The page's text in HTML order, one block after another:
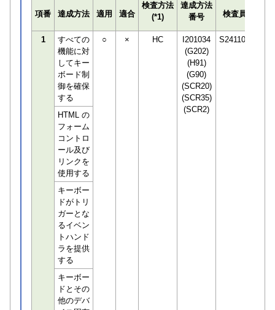
項番 達成方法 適用 適合
検査方法
(*1)
達成方法
番号
検査員
1
すべての
機能に対
してキー
ボード制
御を確保
する
○ × HC
I201034
(G202)
(H91)
(G90)
(SCR20)
(SCR35)
(SCR2)
S241100
HTML の
フォーム
コントロ
ール及び
リンクを
使用する
キーボー
ドがトリ
ガーとな
るイベン
トハンド
ラを提供
する
キーボー
ドとその
他のデバ